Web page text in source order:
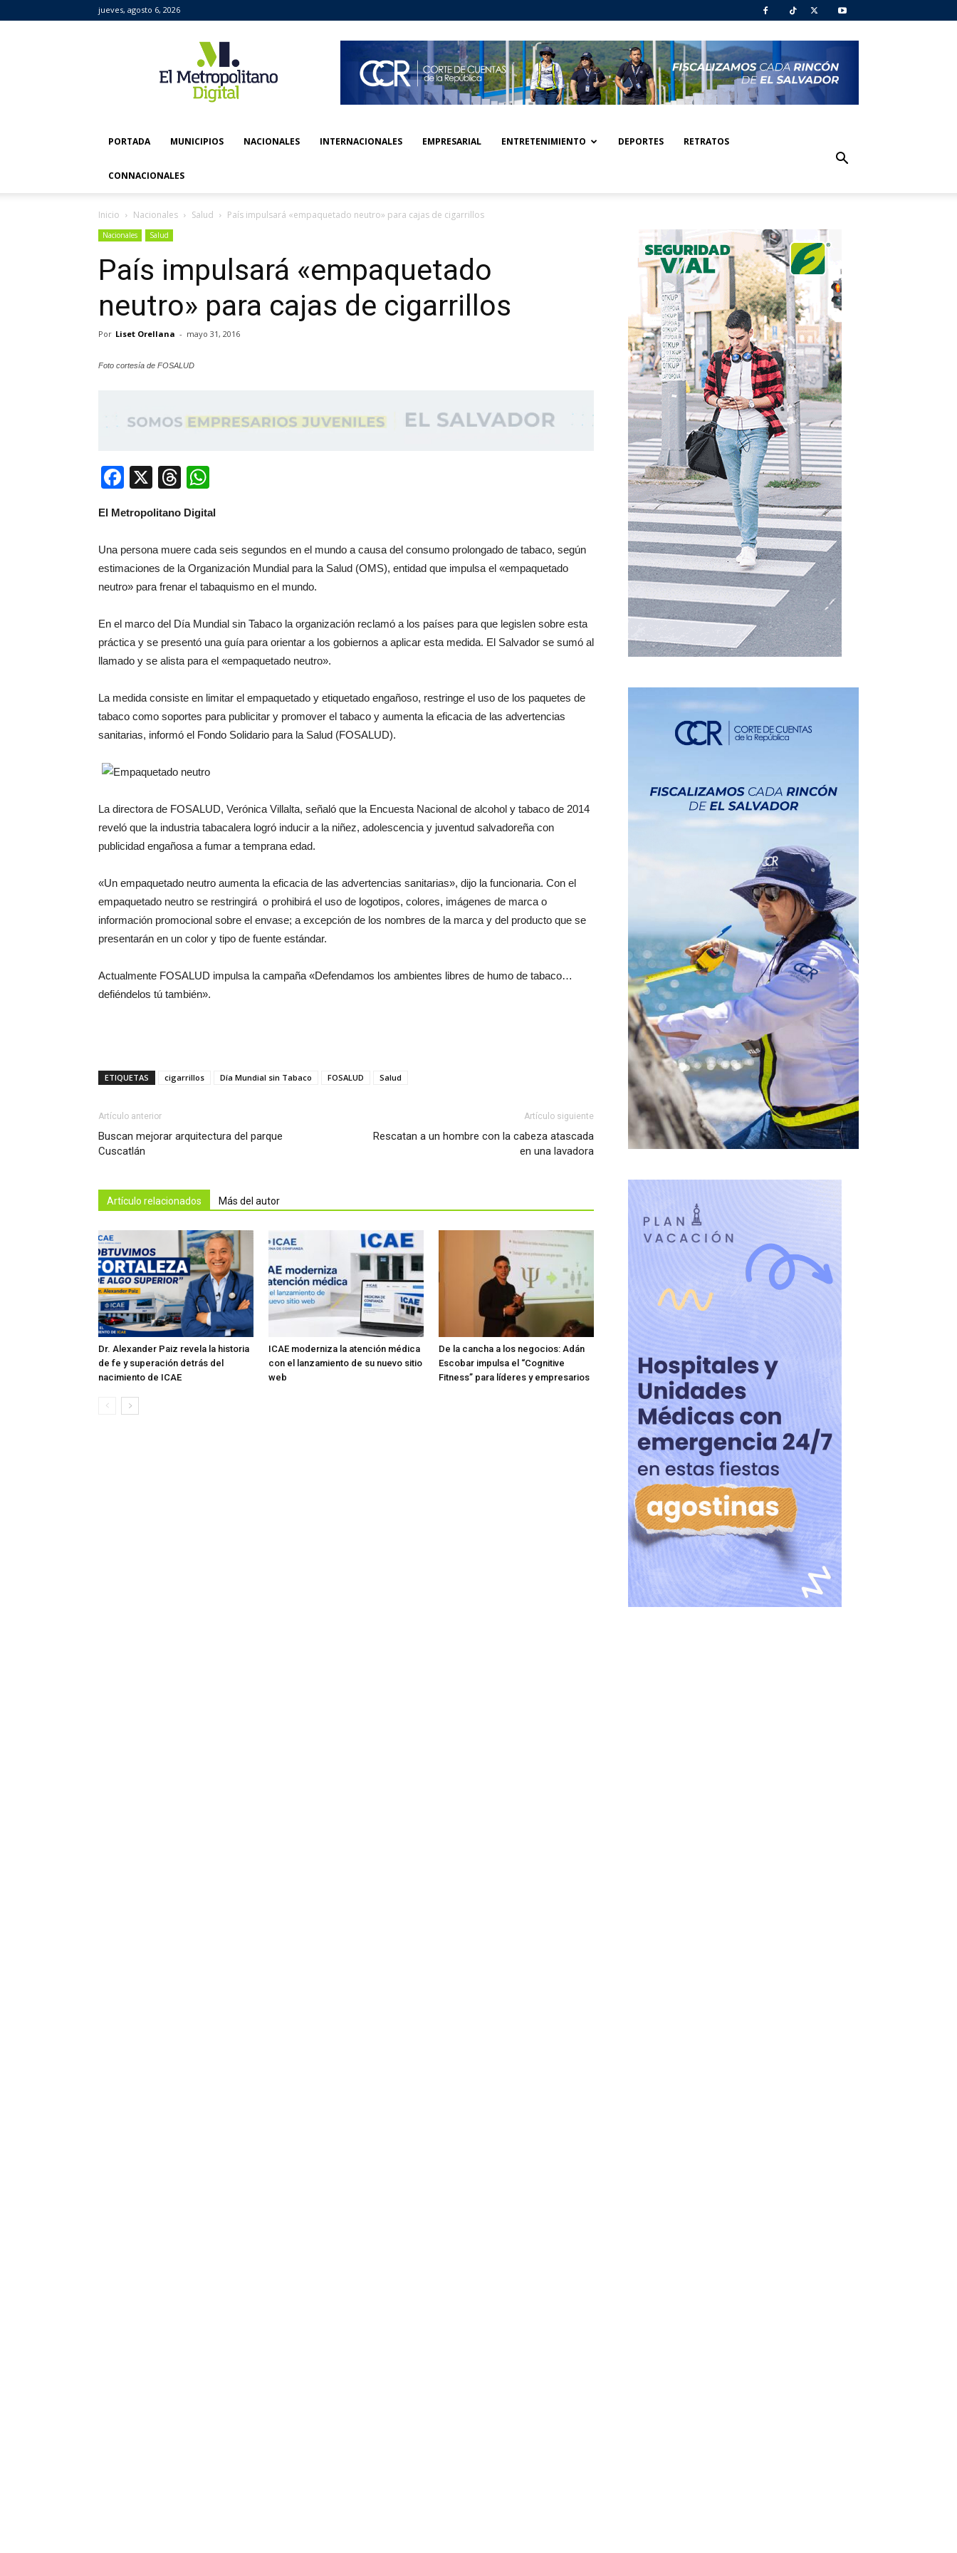
jueves, agosto 6, 2026
Metropolitano
Digital
PORTADA MUNICIPIOS NACIONALES INTERNACIONALES EMPRESARIAL ENTRETENIMIENTO DEPORTES RETRATOS
CONNACIONALES
Inicio Nacionales Salud País impulsará «empaquetado neutro» para cajas de cigarrillos
Nacionales Salud
País impulsará «empaquetado
neutro» para cajas de cigarrillos
Por Liset Orellana - mayo 31, 2016
Foto cortesía de FOSALUD
Facebook
X Threads
El Metropolitano Digital
Una persona muere cada seis segundos en el mundo a causa del consumo prolongado de tabaco, según
estimaciones de la Organización Mundial para la Salud (OMS), entidad que impulsa el «empaquetado
neutro» para frenar el tabaquismo en el mundo.
En el marco del Día Mundial sin Tabaco la organización reclamó a los países para que legislen sobre esta
práctica y se presentó una guía para orientar a los gobiernos a aplicar esta medida. El Salvador se sumó al
llamado y se alista para el «empaquetado neutro».
La medida consiste en limitar el empaquetado y etiquetado engañoso, restringe el uso de los paquetes de
tabaco como soportes para publicitar y promover el tabaco y aumenta la eficacia de las advertencias
sanitarias, informó el Fondo Solidario para la Salud (FOSALUD).
La directora de FOSALUD, Verónica Villalta, señaló que la Encuesta Nacional de alcohol y tabaco de 2014
reveló que la industria tabacalera logró inducir a la niñez, adolescencia y juventud salvadoreña con
publicidad engañosa a fumar a temprana edad.
«Un empaquetado neutro aumenta la eficacia de las advertencias sanitarias», dijo la funcionaria. Con el
empaquetado neutro se restringirá o prohibirá el uso de logotipos, colores, imágenes de marca o
información promocional sobre el envase; a excepción de los nombres de la marca y del producto que se
presentarán en un color y tipo de fuente estándar.
Actualmente FOSALUD impulsa la campaña «Defendamos los ambientes libres de humo de tabaco…
defiéndelos tú también».
ETIQUETAS cigarrillos Día Mundial sin Tabaco FOSALUD Salud
Artículo anterior
Buscan mejorar arquitectura del parque
Cuscatlán
Artículo siguiente
Rescatan a un hombre con la cabeza atascada
en una lavadora
Artículo relacionados Más del autor
Dr. Alexander Paiz revela la historia
de fe y superación detrás del
nacimiento de ICAE
ICAE moderniza la atención médica
con el lanzamiento de su nuevo sitio
web
De la cancha a los negocios: Adán
Escobar impulsa el “Cognitive
Fitness” para líderes y empresarios